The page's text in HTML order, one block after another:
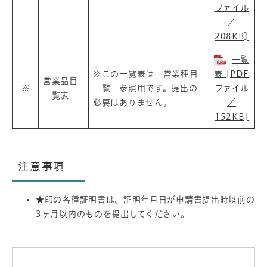
ファイル
／
208KB]
※
営業品目
一覧表
※この一覧表は「営業種目
一覧」参照用です。提出の
必要はありません。
一覧
表 [PDF
ファイル
／
152KB]
注意事項
★印の各種証明書は、証明年月日が申請書提出時以前の
3ヶ月以内のものを提出してください。